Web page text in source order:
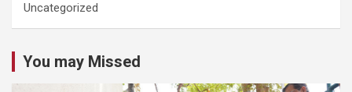
Uncategorized
You may Missed